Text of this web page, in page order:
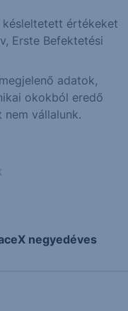
értékeket
Erste Befektetési
adatok,
okokból eredő
nem vállalunk.
negyedéves